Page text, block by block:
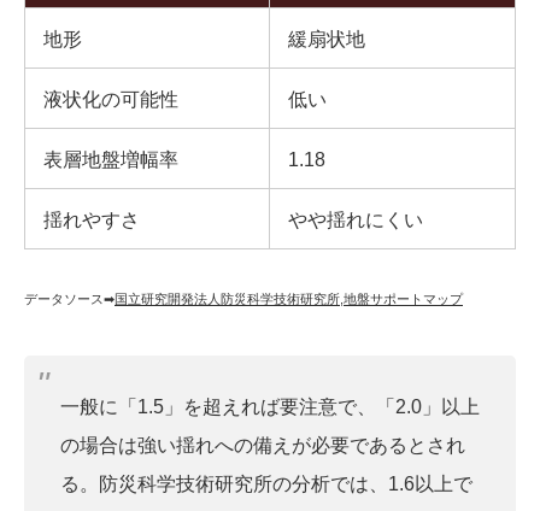
地形 緩扇状地
液状化の可能性 低い
表層地盤増幅率 1.18
揺れやすさ やや揺れにくい
データソース➡︎国立研究開発法人防災科学技術研究所 地盤サポートマップ
一般に「1.5」を超えれば要注意で、「2.0」以上
の場合は強い揺れへの備えが必要であるとされ
る。防災科学技術研究所の分析では、1.6以上で